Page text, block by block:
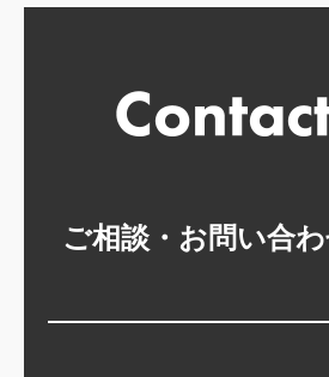
ご相談・お問い合